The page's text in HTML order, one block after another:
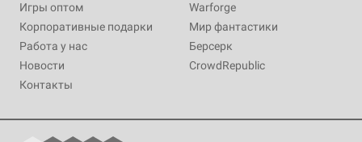
Игры оптом
Корпоративные подарки
Работа у нас
Новости
Контакты
Warforge
Мир фантастики
Берсерк
CrowdRepublic